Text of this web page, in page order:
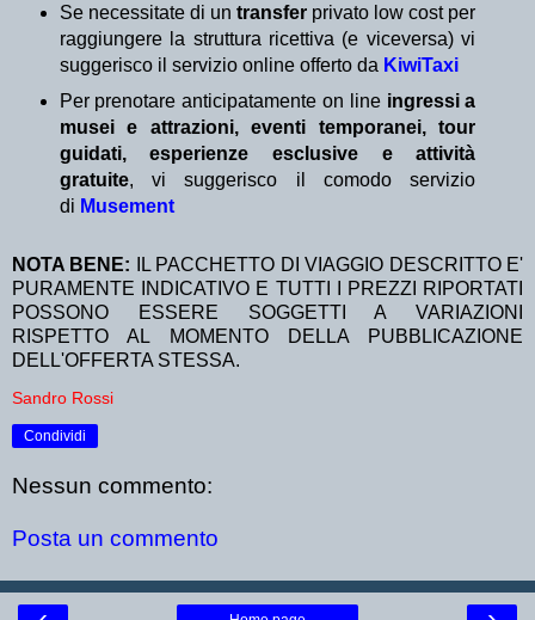
Se necessitate di un transfer privato low cost per
raggiungere la struttura ricettiva (e viceversa) vi
suggerisco il servizio online offerto da KiwiTaxi
Per prenotare anticipatamente on line ingressi a
musei e attrazioni, eventi temporanei, tour
guidati, esperienze esclusive e attività
gratuite, vi suggerisco il comodo servizio
di Musement
NOTA BENE:
IL PACCHETTO DI VIAGGIO DESCRITTO E'
PURAMENTE INDICATIVO E TUTTI I PREZZI RIPORTATI
POSSONO ESSERE SOGGETTI A VARIAZIONI
RISPETTO AL MOMENTO DELLA PUBBLICAZIONE
DELL'OFFERTA STESSA.
Sandro Rossi
Condividi
Nessun commento:
Posta un commento